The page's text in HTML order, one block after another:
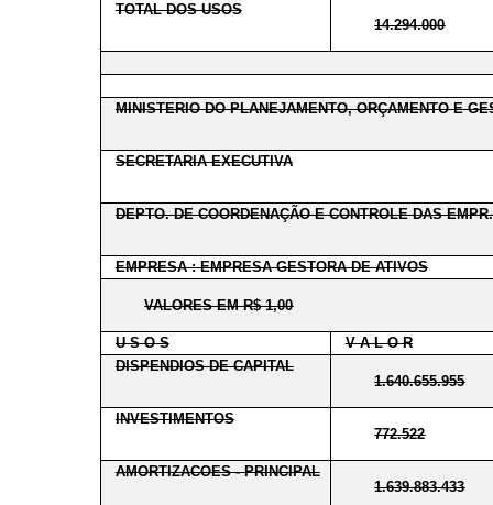
TOTAL DOS USOS
14.294.000
MINISTERIO DO PLANEJAMENTO, ORÇAMENTO E
SECRETARIA EXECUTIVA
DEPTO. DE COORDENAÇÃO E CONTROLE DAS
EMPRESA : EMPRESA GESTORA DE ATIVOS
VALORES EM R$ 1,00
U S O S
V A L O R
DISPENDIOS DE CAPITAL
1.640.655.955
INVESTIMENTOS
772.522
AMORTIZACOES - PRINCIPAL
1.639.883.433